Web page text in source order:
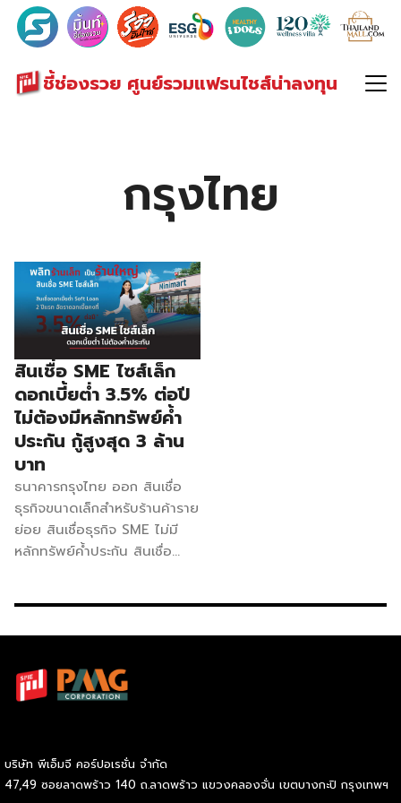
ชี้ช่องรวย ศูนย์รวมแฟรนไชส์น่าลงทุน
Search
for:
กรุงไทย
สินเชื่อ SME ไซส์เล็ก
ดอกเบี้ยต่ำ 3.5% ต่อปี
ไม่ต้องมีหลักทรัพย์ค้ำ
ประกัน กู้สูงสุด 3 ล้าน
บาท
ธนาคารกรุงไทย ออก สินเชื่อ
ธุรกิจขนาดเล็กสำหรับร้านค้าราย
ย่อย สินเชื่อธุรกิจ SME ไม่มี
หลักทรัพย์ค้ำประกัน สินเชื่อ
หมุนเวียนในธุรกิจ จุดเด่นของ
เงิน หรือเครื่อง EDC กรุงไทย
หรือขายออนไลน์ผ่าน
กรณีไม่มีหลักประกัน (บสย. ค้ำ
ประกันเต็มวงเงิน) ดอกเบี้ยเริ่ม
บริษัท พีเอ็มจี คอร์ปอเรชั่น จำกัด
47,49 ซอยลาดพร้าว 140 ถ.ลาดพร้าว แขวงคลองจั่น เขตบางกะปิ กรุงเทพฯ